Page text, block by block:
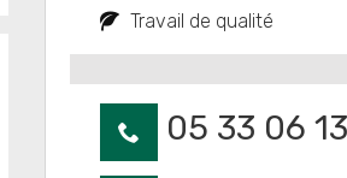
Travail de qualité
05 33 06